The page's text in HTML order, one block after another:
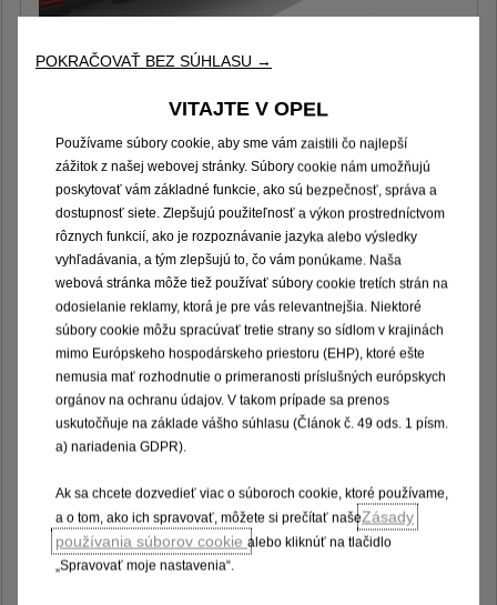
Pridať
Posuvné bočné dvere na strane vodiča
600 € Bez DPH
Pridať
POKRAČOVAŤ BEZ SÚHLASU →
VITAJTE V OPEL
Používame súbory cookie, aby sme vám zaistili čo najlepší
zážitok z našej webovej stránky. Súbory cookie nám umožňujú
poskytovať vám základné funkcie, ako sú bezpečnosť, správa a
dostupnosť siete. Zlepšujú použiteľnosť a výkon prostredníctvom
rôznych funkcií, ako je rozpoznávanie jazyka alebo výsledky
vyhľadávania, a tým zlepšujú to, čo vám ponúkame. Naša
webová stránka môže tiež používať súbory cookie tretích strán na
odosielanie reklamy, ktorá je pre vás relevantnejšia. Niektoré
súbory cookie môžu spracúvať tretie strany so sídlom v krajinách
mimo Európskeho hospodárskeho priestoru (EHP), ktoré ešte
nemusia mať rozhodnutie o primeranosti príslušných európskych
orgánov na ochranu údajov. V takom prípade sa prenos
uskutočňuje na základe vášho súhlasu (Článok č. 49 ods. 1 písm.
a) nariadenia GDPR).
Ak sa chcete dozvedieť viac o súboroch cookie, ktoré používame,
a o tom, ako ich spravovať, môžete si prečítať našeZásady
používania súborov cookie alebo kliknúť na tlačidlo
„Spravovať moje nastavenia“.